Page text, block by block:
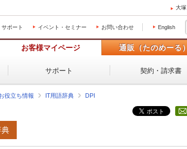
大
サポート イベント・セミナー お問い合わせ English
お客様マイページ 通販（たのめーる
サポート 契約・請求書
役立ち情報 IT用語辞典 DPI
典